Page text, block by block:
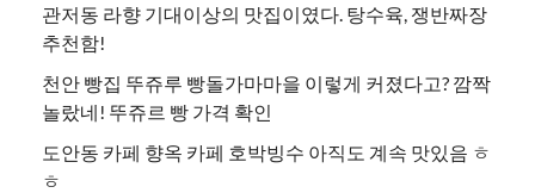
관저동 라향 기대이상의 맛집이였다. 탕수육, 쟁반짜장
추천함!
천안 빵집 뚜쥬루 빵돌가마마을 이렇게 커졌다고? 깜짝
놀랐네! 뚜쥬르 빵 가격 확인
도안동 카페 향옥 카페 호박빙수 아직도 계속 맛있음 ㅎ
ㅎ